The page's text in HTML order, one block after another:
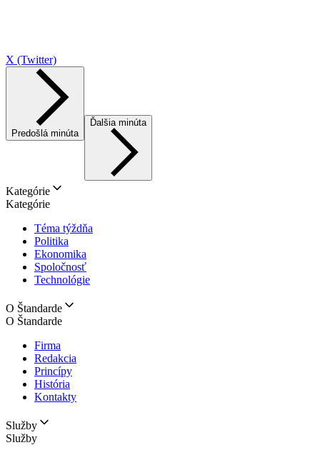
X (Twitter)
Predošlá minúta
Ďalšia minúta
Kategórie
Kategórie
Téma týždňa
Politika
Ekonomika
Spoločnosť
Technológie
O Štandarde
O Štandarde
Firma
Redakcia
Princípy
História
Kontakty
Služby
Služby